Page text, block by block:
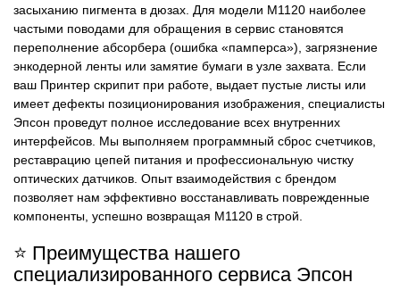
засыханию пигмента в дюзах. Для модели M1120 наиболее
частыми поводами для обращения в сервис становятся
переполнение абсорбера (ошибка «памперса»), загрязнение
энкодерной ленты или замятие бумаги в узле захвата. Если
ваш Принтер скрипит при работе, выдает пустые листы или
имеет дефекты позиционирования изображения, специалисты
Эпсон проведут полное исследование всех внутренних
интерфейсов. Мы выполняем программный сброс счетчиков,
реставрацию цепей питания и профессиональную чистку
оптических датчиков. Опыт взаимодействия с брендом
позволяет нам эффективно восстанавливать поврежденные
компоненты, успешно возвращая M1120 в строй.
⭐ Преимущества нашего
специализированного сервиса Эпсон